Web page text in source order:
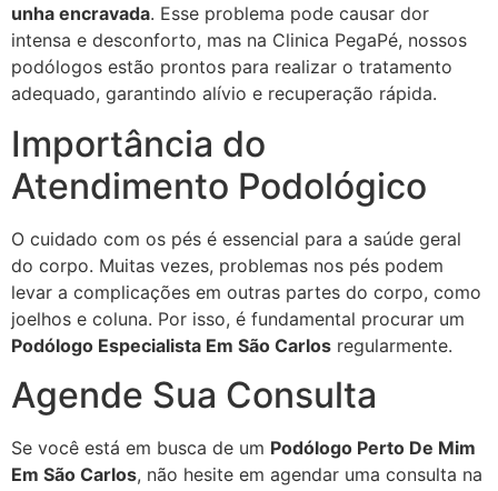
unha encravada. Esse problema pode causar dor
intensa e desconforto, mas na Clinica PegaPé, nossos
podólogos estão prontos para realizar o tratamento
adequado, garantindo alívio e recuperação rápida.
Importância do
Atendimento Podológico
O cuidado com os pés é essencial para a saúde geral
do corpo. Muitas vezes, problemas nos pés podem
levar a complicações em outras partes do corpo, como
joelhos e coluna. Por isso, é fundamental procurar um
Podólogo Especialista Em São Carlos regularmente.
Agende Sua Consulta
Se você está em busca de um Podólogo Perto De Mim
Em São Carlos, não hesite em agendar uma consulta na